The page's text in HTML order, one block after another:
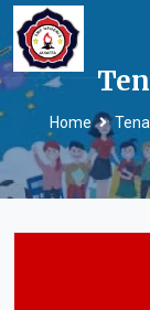
Home